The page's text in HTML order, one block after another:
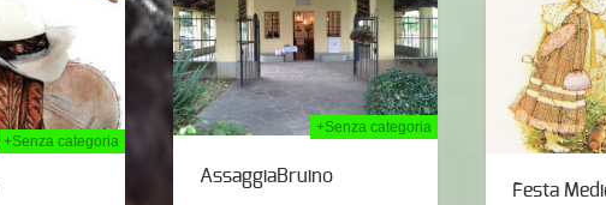
+Senza categoria
+Senza categoria
AssaggiaBruino
Festa